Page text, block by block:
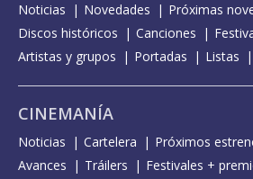
Noticias Novedades
Próximas
Discos históricos
Canciones
Artistas y grupos
Portadas Listas
CINEMANÍA
Noticias Cartelera Próximos
Avances
Tráilers Festivales +